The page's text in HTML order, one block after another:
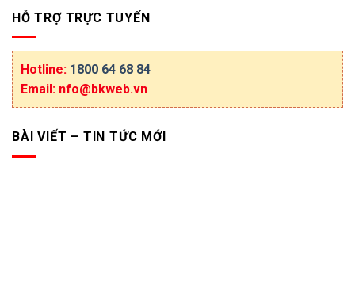
HỖ TRỢ TRỰC TUYẾN
Hotline: 1800 64 68 84
Email: nfo@bkweb.vn
BÀI VIẾT – TIN TỨC MỚI